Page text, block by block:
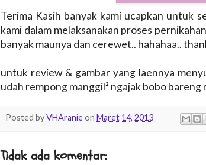
Terima Kasih banyak kami ucapkan untuk
kami dalam melaksanakan proses
banyak maunya dan cerewet.. hahahaa..
untuk review & gambar yang laennya
udah rempong manggil² ngajak bobo bareng
Posted byVHAranieon Maret 14, 2013
Tidak ada komentar: